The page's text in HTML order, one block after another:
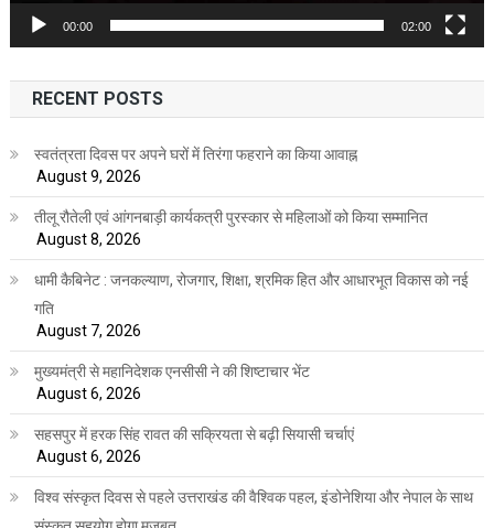
00:00 02:00
RECENT POSTS
स्वतंत्रता दिवस पर अपने घरों में तिरंगा फहराने का किया आवाह्न
August 9, 2026
तीलू रौतेली एवं आंगनबाड़ी कार्यकत्री पुरस्कार से महिलाओं को किया सम्मानित
August 8, 2026
धामी कैबिनेट : जनकल्याण, रोजगार, शिक्षा, श्रमिक हित और आधारभूत विकास को नई
गति
August 7, 2026
मुख्यमंत्री से महानिदेशक एनसीसी ने की शिष्टाचार भेंट
August 6, 2026
सहसपुर में हरक सिंह रावत की सक्रियता से बढ़ी सियासी चर्चाएं
August 6, 2026
विश्व संस्कृत दिवस से पहले उत्तराखंड की वैश्विक पहल, इंडोनेशिया और नेपाल के साथ